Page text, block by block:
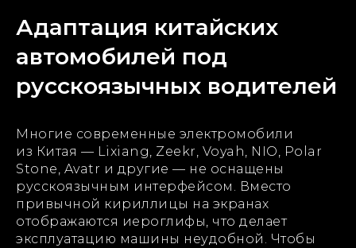
Адаптация китайских
автомобилей под
русскоязычных водителей
Многие современные электромобили
из Китая — Lixiang, Zeekr, Voyah, NIO, Polar
Stone, Avatr и другие — не оснащены
русскоязычным интерфейсом. Вместо
привычной кириллицы на экранах
отображаются иероглифы, что делает
эксплуатацию машины неудобной. Чтобы